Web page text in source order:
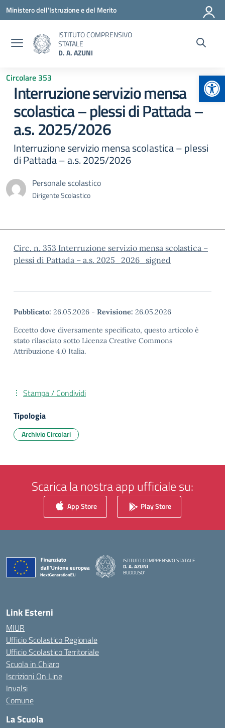
Vai ai contenuti
Vai al menu di navigazione
Vai al footer
Ministero dell'Istruzione e del Merito
ISTITUTO COMPRENSIVO
STATALE
D. A. AZUNI
Circolare 353
Interruzione servizio mensa
scolastica – plessi di Pattada –
a.s. 2025/2026
Interruzione servizio mensa scolastica – plessi
di Pattada – a.s. 2025/2026
Personale scolastico
Dirigente Scolastico
Circ. n. 353 Interruzione servizio mensa scolastica –
plessi di Pattada – a.s. 2025_2026_signed
Pubblicato: 26.05.2026 - Revisione: 26.05.2026
Eccetto dove diversamente specificato, questo articolo è
stato rilasciato sotto Licenza Creative Commons
Attribuzione 4.0 Italia.
Stampa / Condividi
Tipologia
Archivio Circolari
Scarica la nostra app ufficiale su:
App Store Play Store
ISTITUTO COMPRENSIVO STATALE
D. A. AZUNI
BUDDUSO'
Link Esterni
MIUR
Ufficio Scolastico Regionale
Ufficio Scolastico Territoriale
Scuola in Chiaro
Iscrizioni On Line
Invalsi
Comune
La Scuola